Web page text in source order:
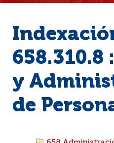
658.310.8
y
de